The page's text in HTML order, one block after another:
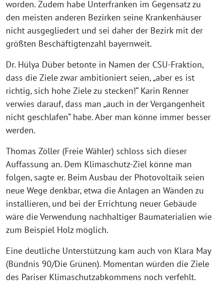
worden. Zudem habe Unterfranken im Gegensatz zu
den meisten anderen Bezirken seine Krankenhäuser
nicht ausgegliedert und sei daher der Bezirk mit der
größten Beschäftigtenzahl bayernweit.
Dr. Hülya Düber betonte in Namen der CSU-Fraktion,
dass die Ziele zwar ambitioniert seien, „aber es ist
richtig, sich hohe Ziele zu stecken!“ Karin Renner
verwies darauf, dass man „auch in der Vergangenheit
nicht geschlafen“ habe. Aber man könne immer besser
werden.
Thomas Zöller (Freie Wähler) schloss sich dieser
Auffassung an. Dem Klimaschutz-Ziel könne man
folgen, sagte er. Beim Ausbau der Photovoltaik seien
neue Wege denkbar, etwa die Anlagen an Wänden zu
installieren, und bei der Errichtung neuer Gebäude
wäre die Verwendung nachhaltiger Baumaterialien wie
zum Beispiel Holz möglich.
Eine deutliche Unterstützung kam auch von Klara May
(Bündnis 90/Die Grünen). Momentan würden die Ziele
des Pariser Klimaschutzabkommens noch verfehlt.